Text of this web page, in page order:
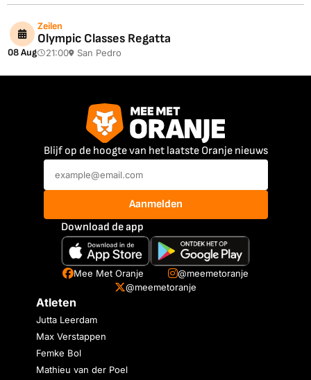
08 Aug
Zeilen
Olympic Classes Regatta
21:00 San Pedro
Blijf op de hoogte van het laatste Oranje nieuws
Aanmelden
Download de app
Mee Met Oranje
@meemetoranje
@meemetoranje
Atleten
Jutta Leerdam
Max Verstappen
Femke Bol
Mathieu van der Poel